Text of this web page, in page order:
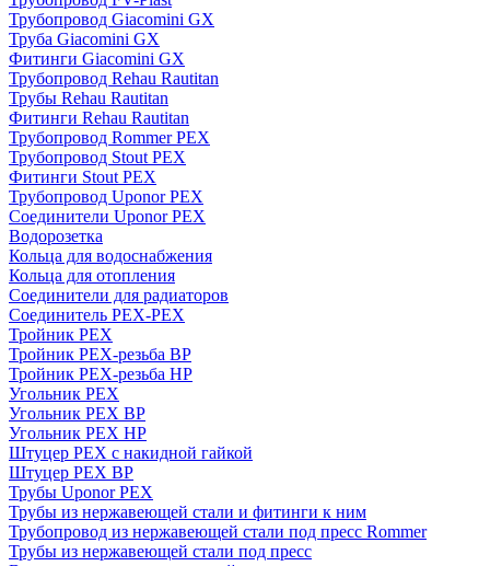
Трубопровод Giacomini GX
Труба Giacomini GX
Фитинги Giacomini GX
Трубопровод Rehau Rautitan
Трубы Rehau Rautitan
Фитинги Rehau Rautitan
Трубопровод Rommer PEX
Трубопровод Stout PEX
Фитинги Stout PEX
Трубопровод Uponor PEX
Соединители Uponor PEX
Водорозетка
Кольца для водоснабжения
Кольца для отопления
Соединители для радиаторов
Соединитель PEX-PEX
Тройник PEX
Тройник PEX-резьба ВР
Тройник PEX-резьба НР
Угольник PEX
Угольник PEX ВР
Угольник PEX НР
Штуцер PEX c накидной гайкой
Штуцер PEX ВР
Трубы Uponor PEX
Трубы из нержавеющей стали и фитинги к ним
Трубопровод из нержавеющей стали под пресс Rommer
Трубы из нержавеющей стали под пресс